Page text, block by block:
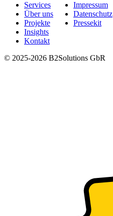
Services
Über uns
Projekte
Insights
Kontakt
Impressum
Datenschutz
Pressekit
© 2025-2026 B2Solutions GbR